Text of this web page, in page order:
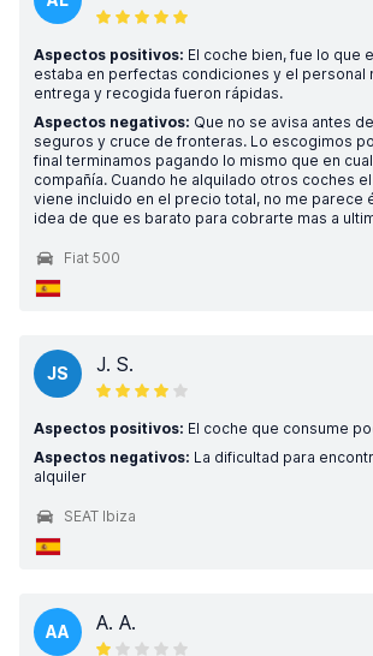
Aspectos positivos: El coche bien, fue lo que
estaba en perfectas condiciones y el personal
entrega y recogida fueron rápidas.
Aspectos negativos: Que no se avisa antes
seguros y cruce de fronteras. Lo escogimos
final terminamos pagando lo mismo que en
compañía. Cuando he alquilado otros coches
viene incluido en el precio total, no me parece
idea de que es barato para cobrarte mas a
Fiat 500
JS J. S.
Aspectos positivos: El coche que consume
Aspectos negativos: La dificultad para
alquiler
SEAT Ibiza
AA A. A.